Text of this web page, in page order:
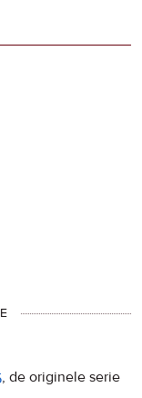
, de originele serie